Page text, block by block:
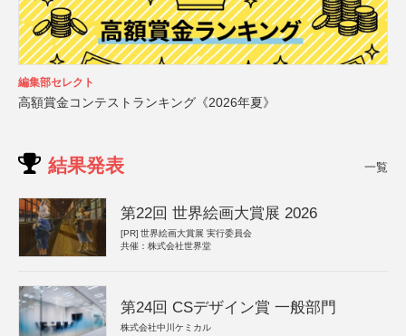
編集部セレクト
高額賞金コンテストランキング《2026年夏》
結果発表 一覧
第22回 世界絵画大賞展 2026
[PR] 世界絵画大賞展 実行委員会
共催：株式会社世界堂
第24回 CSデザイン賞 一般部門
株式会社中川ケミカル